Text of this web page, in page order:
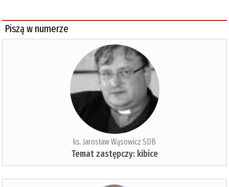
Piszą w numerze
ks. Jarosław Wąsowicz SDB
Temat zastępczy: kibice